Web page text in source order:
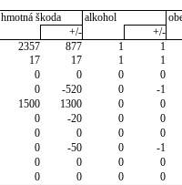
hmotná škoda alkohol
+/- +/-
2357 877 1 1
17 17 1 1
0 0 0 0
0 -520 0 -1
1500 1300 0 0
0 -20 0 0
0 0 0 0
0 -50 0 -1
0 0 0 0
0 0 0 0